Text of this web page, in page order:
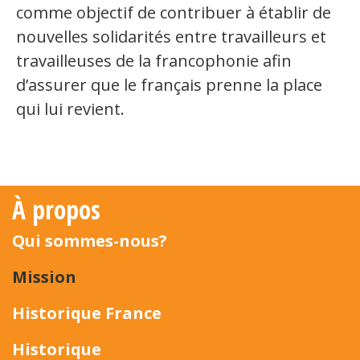
Secteurs d'activité
Hébergement et restauration
Plastiques et composites
Métallurgie
Automobile
comme objectif de contribuer à établir de
nouvelles solidarités entre travailleurs et
travailleuses de la francophonie afin
d’assurer que le français prenne la place
qui lui revient.
À propos
Qui sommes-nous?
Mission
Historique France
Historique